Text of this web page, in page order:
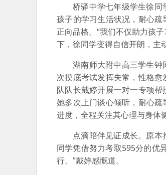
桥驿中学七年级学生徐
孩子的学习生活状况，耐心
正向品格。“我们不仅助力孩
下，徐同学变得自信开朗，主
湖南师大附中高三学生
次摸底考试发挥失常，性格
队队长戴婷开展一对一专项
她多次上门谈心倾听，耐心
进度，全程关注其心理与身体
点滴陪伴见证成长。原
同学凭借努力考取595分的优
行。”戴婷感慨道。